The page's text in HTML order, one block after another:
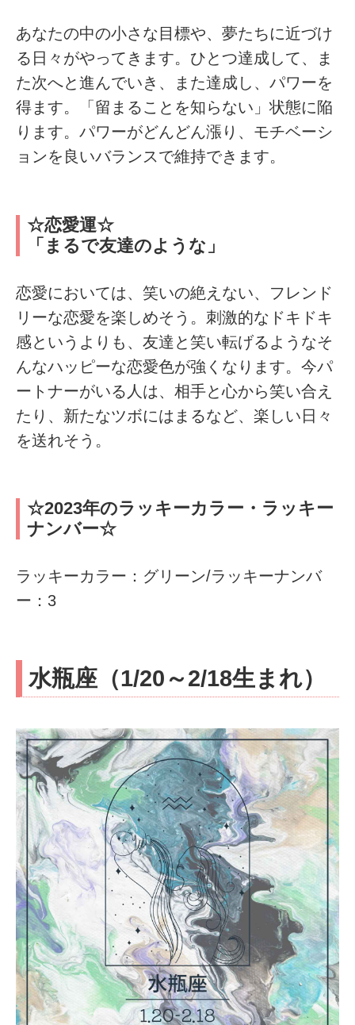
あなたの中の小さな目標や、夢たちに近づけ
る日々がやってきます。ひとつ達成して、ま
た次へと進んでいき、また達成し、パワーを
得ます。「留まることを知らない」状態に陥
ります。パワーがどんどん漲り、モチベーシ
ョンを良いバランスで維持できます。
☆恋愛運☆
「まるで友達のような」
恋愛においては、笑いの絶えない、フレンド
リーな恋愛を楽しめそう。刺激的なドキドキ
感というよりも、友達と笑い転げるようなそ
んなハッピーな恋愛色が強くなります。今パ
ートナーがいる人は、相手と心から笑い合え
たり、新たなツボにはまるなど、楽しい日々
を送れそう。
☆2023年のラッキーカラー・ラッキー
ナンバー☆
ラッキーカラー：グリーン/ラッキーナンバ
ー：3
水瓶座（1/20～2/18生まれ）